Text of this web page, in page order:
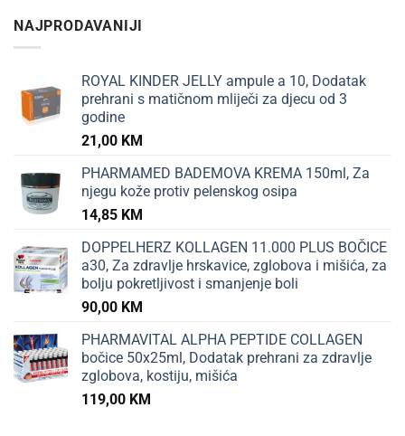
NAJPRODAVANIJI
ROYAL KINDER JELLY ampule a 10, Dodatak
prehrani s matičnom mliječi za djecu od 3
godine
21,00 KM
PHARMAMED BADEMOVA KREMA 150ml, Za
njegu kože protiv pelenskog osipa
14,85 KM
DOPPELHERZ KOLLAGEN 11.000 PLUS BOČICE
a30, Za zdravlje hrskavice, zglobova i mišića, za
bolju pokretljivost i smanjenje boli
90,00 KM
PHARMAVITAL ALPHA PEPTIDE COLLAGEN
bočice 50x25ml, Dodatak prehrani za zdravlje
zglobova, kostiju, mišića
119,00 KM